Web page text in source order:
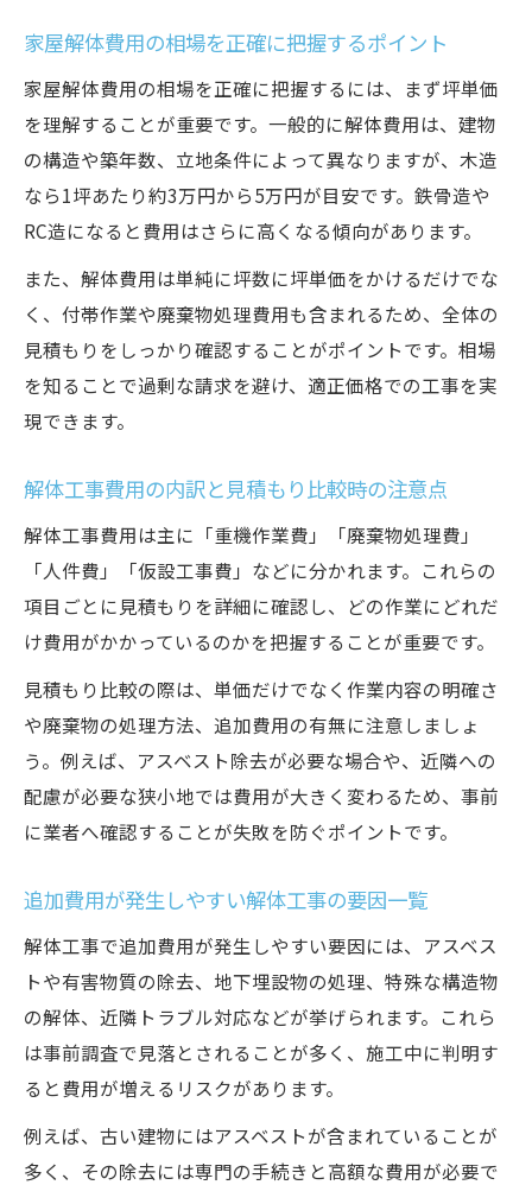
家屋解体費用の相場を正確に把握するポイント
家屋解体費用の相場を正確に把握するには、まず坪単価
を理解することが重要です。一般的に解体費用は、建物
の構造や築年数、立地条件によって異なりますが、木造
なら1坪あたり約3万円から5万円が目安です。鉄骨造や
RC造になると費用はさらに高くなる傾向があります。
また、解体費用は単純に坪数に坪単価をかけるだけでな
く、付帯作業や廃棄物処理費用も含まれるため、全体の
見積もりをしっかり確認することがポイントです。相場
を知ることで過剰な請求を避け、適正価格での工事を実
現できます。
解体工事費用の内訳と見積もり比較時の注意点
解体工事費用は主に「重機作業費」「廃棄物処理費」
「人件費」「仮設工事費」などに分かれます。これらの
項目ごとに見積もりを詳細に確認し、どの作業にどれだ
け費用がかかっているのかを把握することが重要です。
見積もり比較の際は、単価だけでなく作業内容の明確さ
や廃棄物の処理方法、追加費用の有無に注意しましょ
う。例えば、アスベスト除去が必要な場合や、近隣への
配慮が必要な狭小地では費用が大きく変わるため、事前
に業者へ確認することが失敗を防ぐポイントです。
追加費用が発生しやすい解体工事の要因一覧
解体工事で追加費用が発生しやすい要因には、アスベス
トや有害物質の除去、地下埋設物の処理、特殊な構造物
の解体、近隣トラブル対応などが挙げられます。これら
は事前調査で見落とされることが多く、施工中に判明す
ると費用が増えるリスクがあります。
例えば、古い建物にはアスベストが含まれていることが
多く、その除去には専門の手続きと高額な費用が必要で